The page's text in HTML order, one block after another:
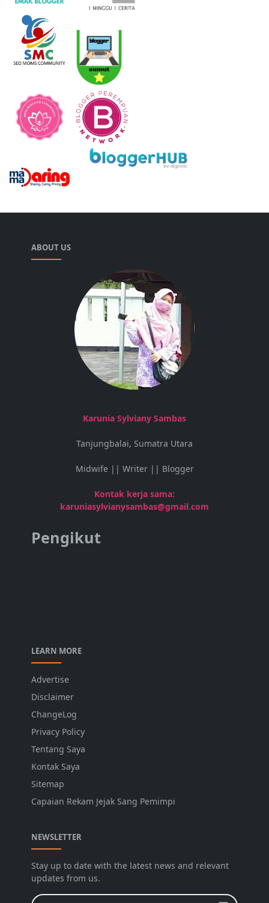
ABOUT US
Karunia Sylviany Sambas
Tanjungbalai, Sumatra Utara
Midwife || Writer || Blogger
Kontak kerja sama:
karuniasylvianysambas@gmail.com
Pengikut
LEARN MORE
Advertise
Disclaimer
ChangeLog
Privacy Policy
Tentang Saya
Kontak Saya
Sitemap
Capaian Rekam Jejak Sang Pemimpi
NEWSLETTER
Stay up to date with the latest news and relevant
updates from us.